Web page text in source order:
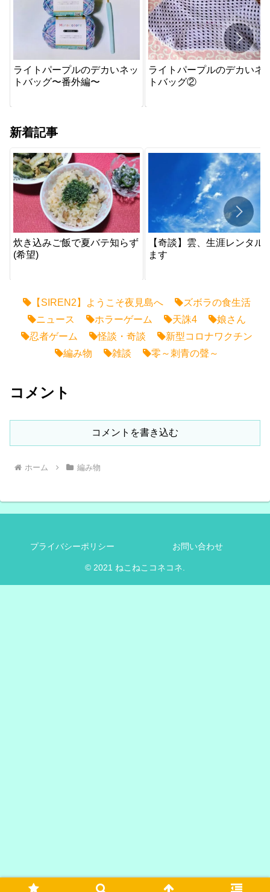
ライトパープルのデカいネッ
トバッグ〜番外編〜
ライトパープルのデカいネ
トバッグ②
新着記事
炊き込みご飯で夏バテ知らず
(希望)
【奇談】雲、生涯レンタル
ます
【SIREN2】ようこそ夜見島へ
ズボラの食生活
ニュース
ホラーゲーム 天誅4
娘さん
忍者ゲーム
怪談・奇談
新型コロナワクチン
編み物
雑談 零～刺青の聲～
コメント
コメントを書き込む
ホーム 編み物
プライバシーポリシー お問い合わせ
© 2021 ねこねこコネコネ.